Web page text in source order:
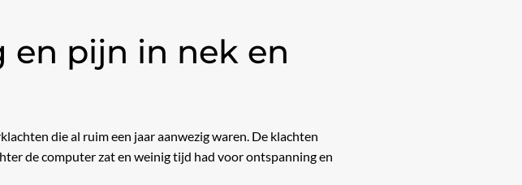
en pijn in nek en
die al ruim een jaar aanwezig waren. De klachten
de computer zat en weinig tijd had voor ontspanning en